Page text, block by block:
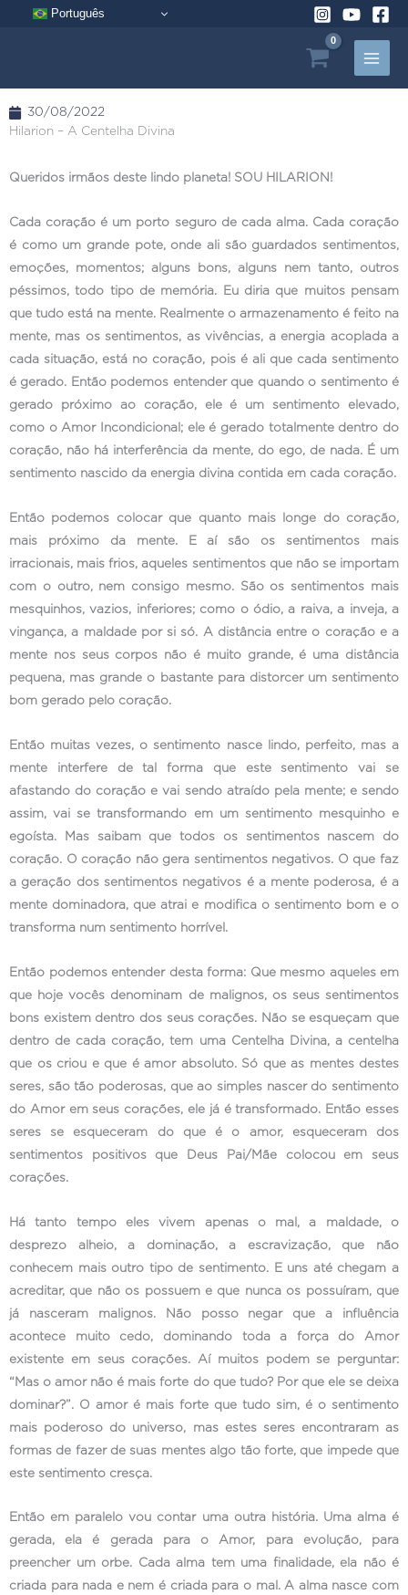
Português
30/08/2022
Hilarion – A Centelha Divina
Queridos irmãos deste lindo planeta! SOU HILARION!
Cada coração é um porto seguro de cada alma. Cada coração
é como um grande pote, onde ali são guardados sentimentos,
emoções, momentos; alguns bons, alguns nem tanto, outros
péssimos, todo tipo de memória. Eu diria que muitos pensam
que tudo está na mente. Realmente o armazenamento é feito na
mente, mas os sentimentos, as vivências, a energia acoplada a
cada situação, está no coração, pois é ali que cada sentimento
é gerado. Então podemos entender que quando o sentimento é
gerado próximo ao coração, ele é um sentimento elevado,
como o Amor Incondicional; ele é gerado totalmente dentro do
coração, não há interferência da mente, do ego, de nada. É um
sentimento nascido da energia divina contida em cada coração.
Então podemos colocar que quanto mais longe do coração,
mais próximo da mente. E aí são os sentimentos mais
irracionais, mais frios, aqueles sentimentos que não se importam
com o outro, nem consigo mesmo. São os sentimentos mais
mesquinhos, vazios, inferiores; como o ódio, a raiva, a inveja, a
vingança, a maldade por si só. A distância entre o coração e a
mente nos seus corpos não é muito grande, é uma distância
pequena, mas grande o bastante para distorcer um sentimento
bom gerado pelo coração.
Então muitas vezes, o sentimento nasce lindo, perfeito, mas a
mente interfere de tal forma que este sentimento vai se
afastando do coração e vai sendo atraído pela mente; e sendo
assim, vai se transformando em um sentimento mesquinho e
egoísta. Mas saibam que todos os sentimentos nascem do
coração. O coração não gera sentimentos negativos. O que faz
a geração dos sentimentos negativos é a mente poderosa, é a
mente dominadora, que atrai e modifica o sentimento bom e o
transforma num sentimento horrível.
Então podemos entender desta forma: Que mesmo aqueles em
que hoje vocês denominam de malignos, os seus sentimentos
bons existem dentro dos seus corações. Não se esqueçam que
dentro de cada coração, tem uma Centelha Divina, a centelha
que os criou e que é amor absoluto. Só que as mentes destes
seres, são tão poderosas, que ao simples nascer do sentimento
do Amor em seus corações, ele já é transformado. Então esses
seres se esqueceram do que é o amor, esqueceram dos
sentimentos positivos que Deus Pai/Mãe colocou em seus
corações.
Há tanto tempo eles vivem apenas o mal, a maldade, o
desprezo alheio, a dominação, a escravização, que não
conhecem mais outro tipo de sentimento. E uns até chegam a
acreditar, que não os possuem e que nunca os possuíram, que
já nasceram malignos. Não posso negar que a influência
acontece muito cedo, dominando toda a força do Amor
existente em seus corações. Aí muitos podem se perguntar:
“Mas o amor não é mais forte do que tudo? Por que ele se deixa
dominar?”. O amor é mais forte que tudo sim, é o sentimento
mais poderoso do universo, mas estes seres encontraram as
formas de fazer de suas mentes algo tão forte, que impede que
este sentimento cresça.
Então em paralelo vou contar uma outra história. Uma alma é
gerada, ela é gerada para o Amor, para evolução, para
preencher um orbe. Cada alma tem uma finalidade, ela não é
criada para nada e nem é criada para o mal. A alma nasce com